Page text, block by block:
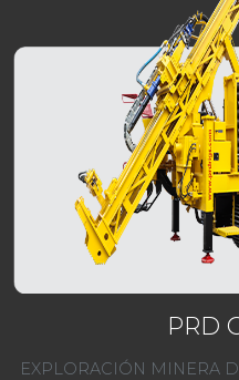
PRD
EXPLORACIÓN MINERA